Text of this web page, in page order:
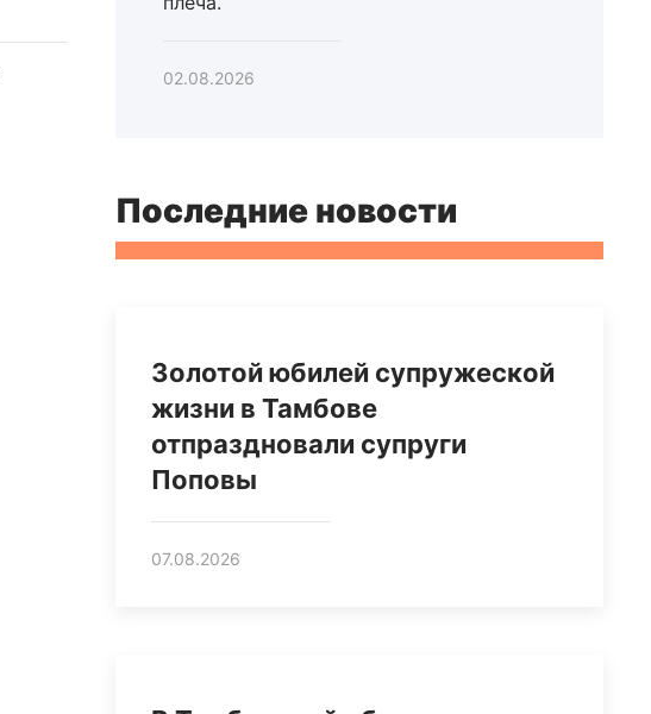
02.08.2026
Последние новости
Золотой юбилей супружеской
жизни в Тамбове
отпраздновали супруги
Поповы
07.08.2026